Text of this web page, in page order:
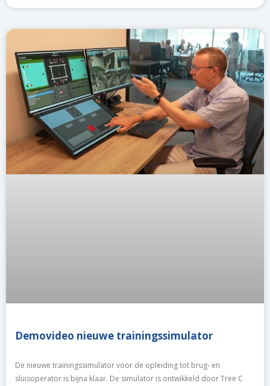
Demovideo nieuwe trainingssimulator
De nieuwe trainingssimulator voor de opleiding tot brug- en
sluisoperator is bijna klaar. De simulator is ontwikkeld door Tree C